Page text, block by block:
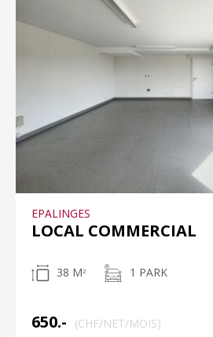
EPALINGES
LOCAL COMMERCIAL
38 M 2 1 PARK
650.- (CHF/NET/MOIS)